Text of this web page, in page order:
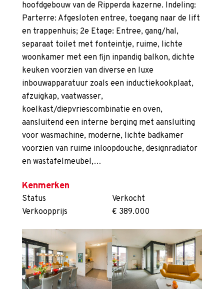
hoofdgebouw van de Ripperda kazerne. Indeling:
Parterre: Afgesloten entree, toegang naar de lift
en trappenhuis; 2e Etage: Entree, gang/hal,
separaat toilet met fonteintje, ruime, lichte
woonkamer met een fijn inpandig balkon, dichte
keuken voorzien van diverse en luxe
inbouwapparatuur zoals een inductiekookplaat,
afzuigkap, vaatwasser,
koelkast/diepvriescombinatie en oven,
aansluitend een interne berging met aansluiting
voor wasmachine, moderne, lichte badkamer
voorzien van ruime inloopdouche, designradiator
en wastafelmeubel,…
Kenmerken
Status
Verkocht
Verkoopprijs
€ 389.000